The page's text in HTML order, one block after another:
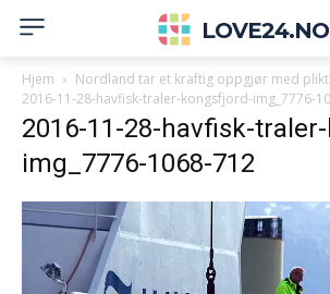
LOVE24.NO
Hjem
Nordland tar et kraftig oppgjør med
2016-11-28-havfisk-traler-kongsfjord-img_7776-
2016-11-28-havfisk-
img_7776-1068-712